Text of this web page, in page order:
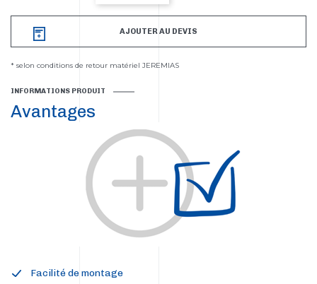
AJOUTER AU DEVIS
* selon conditions de retour matériel JEREMIAS
INFORMATIONS PRODUIT
Avantages
Facilité de montage